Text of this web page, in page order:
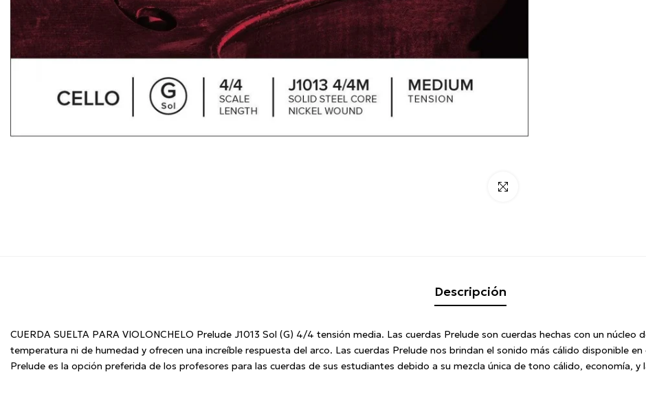
Click para alargar
Descripción
CUERDA SUELTA PARA VIOLONCHELO Prelude J1013 Sol (G) 4/4 tensión media. Las cuerdas Prelude son cuerdas hechas con un
temperatura ni de humedad y ofrecen una increíble respuesta del arco. Las cuerdas Prelude nos brindan el sonido más cálido disponible
Prelude es la opción preferida de los profesores para las cuerdas de sus estudiantes debido a su mezcla única de tono cálido, economía, y